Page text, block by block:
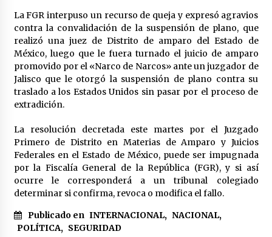
Trump asegura que barcos cargados de
petróleo están empezando a salir de Ormuz
2 meses atrás
México libraría posible arancel de EE.UU. en
85% de sus exportaciones
La FGR interpuso un recurso de queja y expresó agravios
contra la convalidación de la suspensión de plano, que
realizó una juez de Distrito de amparo del Estado de
México, luego que le fuera turnado el juicio de amparo
promovido por el «Narco de Narcos» ante un juzgador de
Jalisco que le otorgó la suspensión de plano contra su
traslado a los Estados Unidos sin pasar por el proceso de
extradición.
La resolución decretada este martes por el Juzgado
Primero de Distrito en Materias de Amparo y Juicios
Federales en el Estado de México, puede ser impugnada
por la Fiscalía General de la República (FGR), y si así
ocurre le corresponderá a un tribunal colegiado
determinar si confirma, revoca o modifica el fallo.
Publicado en INTERNACIONAL, NACIONAL,
POLÍTICA, SEGURIDAD